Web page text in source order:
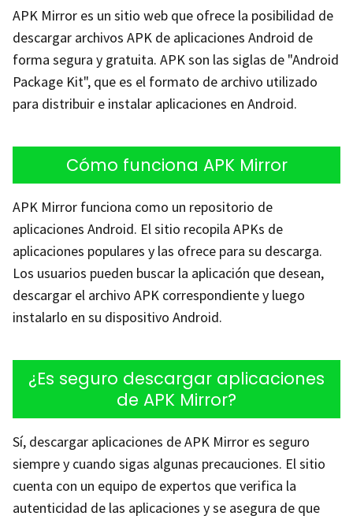
APK Mirror es un sitio web que ofrece la posibilidad de
descargar archivos APK de aplicaciones Android de
forma segura y gratuita. APK son las siglas de "Android
Package Kit", que es el formato de archivo utilizado
para distribuir e instalar aplicaciones en Android.
Cómo funciona APK Mirror
APK Mirror funciona como un repositorio de
aplicaciones Android. El sitio recopila APKs de
aplicaciones populares y las ofrece para su descarga.
Los usuarios pueden buscar la aplicación que desean,
descargar el archivo APK correspondiente y luego
instalarlo en su dispositivo Android.
¿Es seguro descargar aplicaciones
de APK Mirror?
Sí, descargar aplicaciones de APK Mirror es seguro
siempre y cuando sigas algunas precauciones. El sitio
cuenta con un equipo de expertos que verifica la
autenticidad de las aplicaciones y se asegura de que